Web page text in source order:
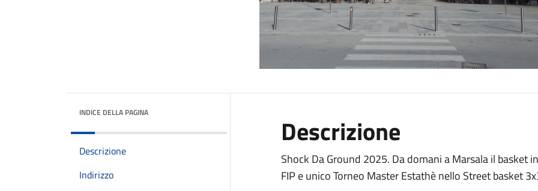
INDICE DELLA PAGINA
Descrizione
Indirizzo
Descrizione
Shock Da Ground 2025. Da domani a Marsala il basket
FIP e unico Torneo Master Estathè nello Street basket